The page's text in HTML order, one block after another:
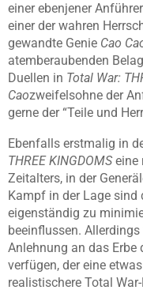
einer ebenjener
einer der wahren
gewandte Genie Cao
atemberaubenden
Duellen in Total War:
Caozweifelsohne der
gerne der “Teile und
Ebenfalls erstmalig in
THREE KINGDOMSeine
Zeitalters, in der
Kampf in der Lage sind
eigenständig zu
beeinflussen. Allerdings
Anlehnung an das Erbe
verfügen, der eine
realistischere Total